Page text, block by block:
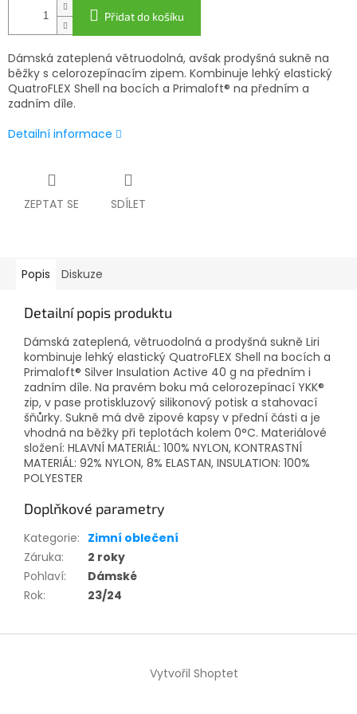
Přidat do košíku
Dámská zateplená větruodolná, avšak prodyšná sukně na
běžky s celorozepínacím zipem. Kombinuje lehký elastický
QuatroFLEX Shell na bocích a Primaloft® na předním a
zadním díle.
Detailní informace
ZEPTAT SE SDÍLET
Popis Diskuze
Detailní popis produktu
Dámská zateplená, větruodolná a prodyšná sukně Liri
kombinuje lehký elastický QuatroFLEX Shell na bocích a
Primaloft® Silver Insulation Active 40 g na předním i
zadním díle. Na pravém boku má celorozepínací YKK®
zip, v pase protiskluzový silikonový potisk a stahovací
šňůrky. Sukně má dvě zipové kapsy v přední části a je
vhodná na běžky při teplotách kolem 0°C. Materiálové
složení: HLAVNÍ MATERIÁL: 100% NYLON, KONTRASTNÍ
MATERIÁL: 92% NYLON, 8% ELASTAN, INSULATION: 100%
POLYESTER
Doplňkové parametry
Kategorie: Zimní oblečení
Záruka:
2 roky
Pohlaví:
Dámské
Rok: 23/24
Vytvořil Shoptet